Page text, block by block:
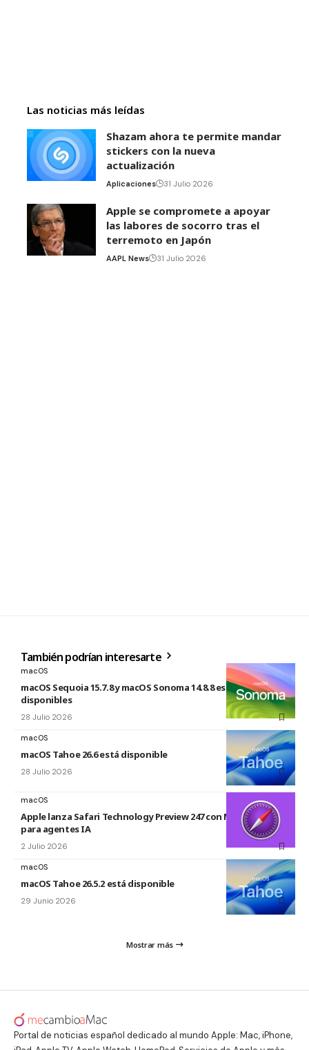
Las noticias más leídas
Shazam ahora te permite mandar
stickers con la nueva
actualización
Aplicaciones 31 Julio 2026
Apple se compromete a apoyar
las labores de socorro tras el
terremoto en Japón
AAPL News 31 Julio 2026
También podrían interesarte
macOS
macOS Sequoia 15.7.8 y macOS Sonoma 14.8.8 están
disponibles
28 Julio 2026
macOS
macOS Tahoe 26.6 está disponible
28 Julio 2026
macOS
Apple lanza Safari Technology Preview 247 con MCP Server
para agentes IA
2 Julio 2026
macOS
macOS Tahoe 26.5.2 está disponible
29 Junio 2026
Mostrar más
Portal de noticias español dedicado al mundo Apple: Mac, iPhone,